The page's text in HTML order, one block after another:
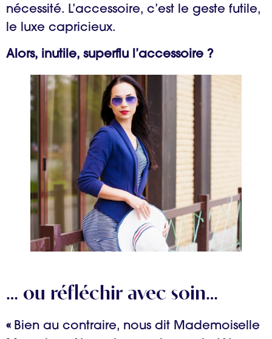
nécessité. L’accessoire, c’est le geste futile,
le luxe capricieux.
Alors, inutile, superflu l’accessoire ?
… ou réfléchir avec soin…
« Bien au contraire, nous dit Mademoiselle